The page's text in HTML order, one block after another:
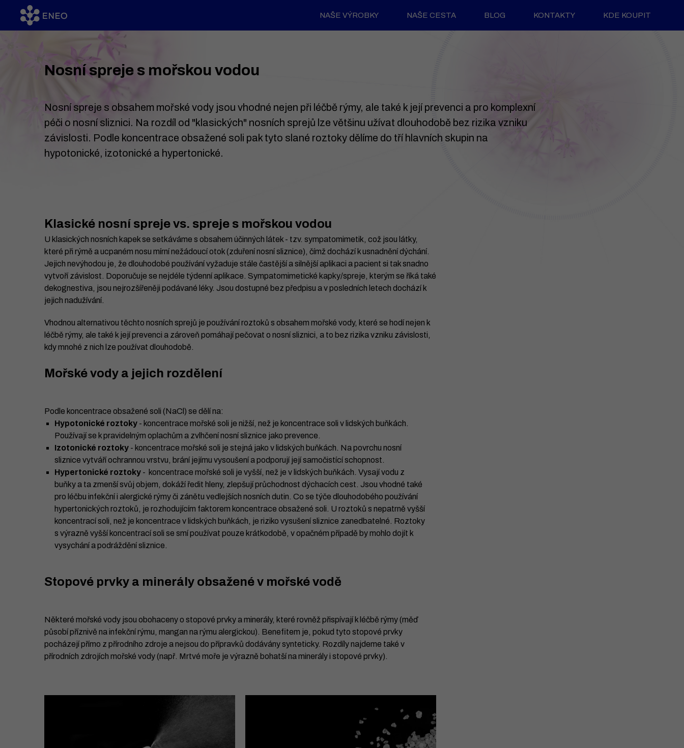
NAŠE VÝROBKY NAŠE CESTA BLOG KONTAKTY KDE KOUPIT
Nosní spreje s mořskou vodou
Nosní spreje s obsahem mořské vody jsou vhodné nejen při léčbě rýmy, ale také k její prevenci a pro komplexní
péči o nosní sliznici. Na rozdíl od "klasických" nosních sprejů lze většinu užívat dlouhodobě bez rizika vzniku
závislosti. Podle koncentrace obsažené soli pak tyto slané roztoky dělíme do tří hlavních skupin na
hypotonické, izotonické a hypertonické.
Klasické nosní spreje vs. spreje s mořskou vodou
U klasických nosních kapek se setkáváme s obsahem účinných látek - tzv. sympatomimetik, což jsou látky,
které při rýmě a ucpaném nosu mírní nežádoucí otok (zduření nosní sliznice), čímž dochází k usnadnění dýchání.
Jejich nevýhodou je, že dlouhodobé používání vyžaduje stále častější a silnější aplikaci a pacient si tak snadno
vytvoří závislost. Doporučuje se nejdéle týdenní aplikace. Sympatomimetické kapky/spreje, kterým se říká také
dekognestiva, jsou nejrozšířeněji podávané léky. Jsou dostupné bez předpisu a v posledních letech dochází k
jejich nadužívání.
Vhodnou alternativou těchto nosních sprejů je používání roztoků s obsahem mořské vody, které se hodí nejen k
léčbě rýmy, ale také k její prevenci a zároveň pomáhají pečovat o nosní sliznici, a to bez rizika vzniku závislosti,
kdy mnohé z nich lze používat dlouhodobě.
Mořské vody a jejich rozdělení
Podle koncentrace obsažené soli (NaCl) se dělí na:
Hypotonické roztoky - koncentrace mořské soli je nižší, než je koncentrace soli v lidských buňkách.
Používají se k pravidelným oplachům a zvlhčení nosní sliznice jako prevence.
Izotonické roztoky - koncentrace mořské soli je stejná jako v lidských buňkách. Na povrchu nosní
sliznice vytváří ochrannou vrstvu, brání jejímu vysoušení a podporují její samočistící schopnost.
Hypertonické roztoky - koncentrace mořské soli je vyšší, než je v lidských buňkách. Vysají vodu z
buňky a ta zmenší svůj objem, dokáží ředit hleny, zlepšují průchodnost dýchacích cest. Jsou vhodné také
pro léčbu infekční i alergické rýmy či zánětu vedlejších nosních dutin. Co se týče dlouhodobého používání
hypertonických roztoků, je rozhodujícím faktorem koncentrace obsažené soli. U roztoků s nepatrně vyšší
koncentrací soli, než je koncentrace v lidských buňkách, je riziko vysušení sliznice zanedbatelné. Roztoky
s výrazně vyšší koncentrací soli se smí používat pouze krátkodobě, v opačném případě by mohlo dojít k
vysychání a podráždění sliznice.
Stopové prvky a minerály obsažené v mořské vodě
Některé mořské vody jsou obohaceny o stopové prvky a minerály, které rovněž přispívají k léčbě rýmy (měď
působí příznivě na infekční rýmu, mangan na rýmu alergickou). Benefitem je, pokud tyto stopové prvky
pocházejí přímo z přírodního zdroje a nejsou do přípravků dodávány synteticky. Rozdíly najdeme také v
přírodních zdrojích mořské vody (např. Mrtvé moře je výrazně bohatší na minerály i stopové prvky).